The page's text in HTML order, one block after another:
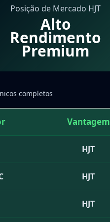
Posição de Mercado HJT
Alto
Rendimento
Premium
completos
Vantagem
HJT
HJT
HJT